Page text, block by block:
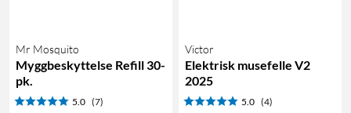
Mr Mosquito
Myggbeskyttelse Refill 30-
pk.
5.0 (7)
Victor
Elektrisk musefelle V2
2025
5.0 (4)